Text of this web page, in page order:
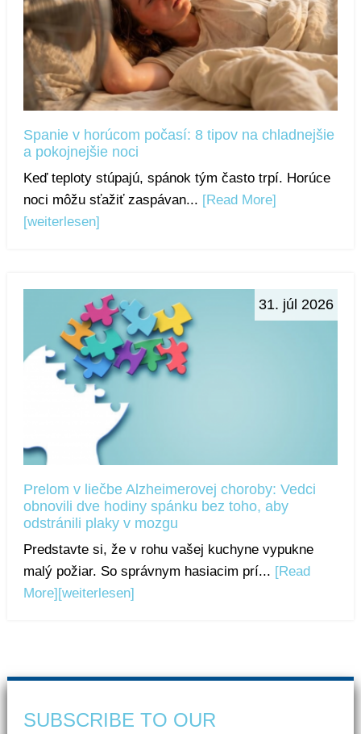
Spanie v horúcom počasí: 8 tipov na chladnejšie
a pokojnejšie noci
Keď teploty stúpajú, spánok tým často trpí. Horúce
noci môžu sťažiť zaspávan... [Read More]
[weiterlesen]
31. júl 2026
Prelom v liečbe Alzheimerovej choroby: Vedci
obnovili dve hodiny spánku bez toho, aby
odstránili plaky v mozgu
Predstavte si, že v rohu vašej kuchyne vypukne
malý požiar. So správnym hasiacim prí... [Read
More] [weiterlesen]
SUBSCRIBE TO OUR